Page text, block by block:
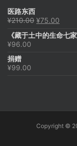
医路东西
¥210.00 原
为：
¥75.00
价
《藏于土中的生命七
¥96.00
捐赠
¥99.00
Copyright ©